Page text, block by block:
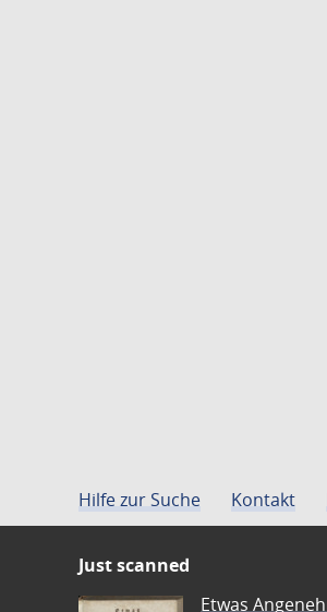
Hilfe zur Suche Kontakt
Just scanned
Etwas